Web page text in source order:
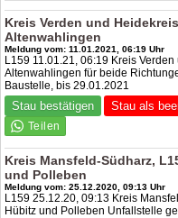
Kreis Verden und
Altenwahlingen
Meldung vom: 11.01.2021, 06:19 Uhr
L159 11.01.21, 06:19 Kreis
Altenwahlingen für beide
Baustelle, bis 29.01.2021
Stau bestätigen Stau als
Kreis Mansfeld-Südharz,
und Polleben
Meldung vom: 25.12.2020, 09:13 Uhr
L159 25.12.20, 09:13 Kreis
Hübitz und Polleben Unfallstelle